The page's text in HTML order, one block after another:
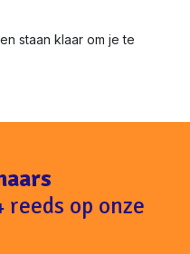
staan klaar om je te
op onze